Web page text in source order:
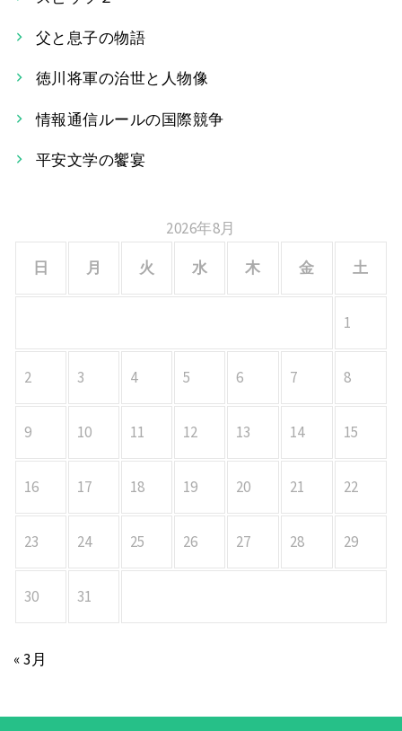
シ
ョ
ン
父と息子の物語
徳川将軍の治世と人物像
情報通信ルールの国際競争
平安文学の饗宴
2026年8月
日
月 火 水 木 金 土
1
2 3 4 5 6 7 8
9 10 11 12 13 14 15
16 17 18 19 20 21 22
23 24 25 26 27 28 29
30 31
« 3月